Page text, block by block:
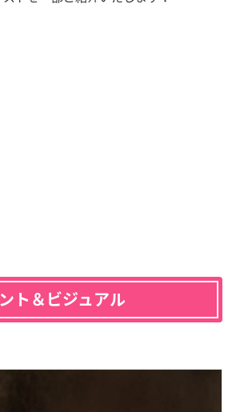
ト＆ビジュアル